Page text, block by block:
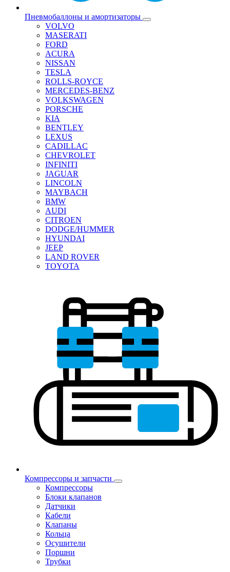
Пневмобаллоны и амортизаторы
VOLVO
MASERATI
FORD
ACURA
NISSAN
TESLA
ROLLS-ROYCE
MERCEDES-BENZ
VOLKSWAGEN
PORSCHE
KIA
BENTLEY
LEXUS
CADILLAC
CHEVROLET
INFINITI
JAGUAR
LINCOLN
MAYBACH
BMW
AUDI
CITROEN
DODGE/HUMMER
HYUNDAI
JEEP
LAND ROVER
TOYOTA
Компрессоры и запчасти
Компрессоры
Блоки клапанов
Датчики
Кабели
Клапаны
Кольца
Осушители
Поршни
Трубки